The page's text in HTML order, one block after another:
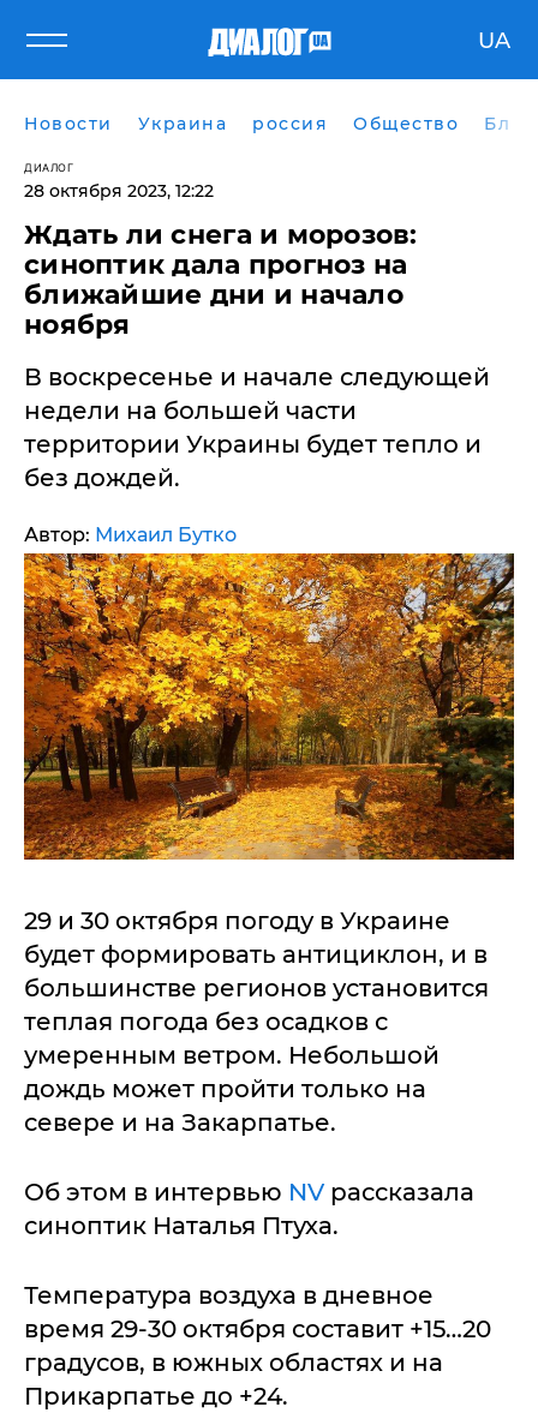
UA
Новости Украина россия Общество
ДИАЛОГ
28 октября 2023, 12:22
Ждать ли снега и морозов:
синоптик дала прогноз на
ближайшие дни и начало
ноября
В воскресенье и начале следующей
недели на большей части
территории Украины будет тепло и
без дождей.
Автор: Михаил Бутко
29 и 30 октября погоду в Украине
будет формировать антициклон, и в
большинстве регионов установится
теплая погода без осадков с
умеренным ветром. Небольшой
дождь может пройти только на
севере и на Закарпатье.
Об этом в интервью NV рассказала
синоптик Наталья Птуха.
Температура воздуха в дневное
время 29-30 октября составит +15…20
градусов, в южных областях и на
Прикарпатье до +24.